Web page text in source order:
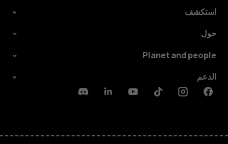
استكشف
حول
Planet and people
الدعم
Facebook
Instagram
Tiktok
Youtube
Linkedin
Discord